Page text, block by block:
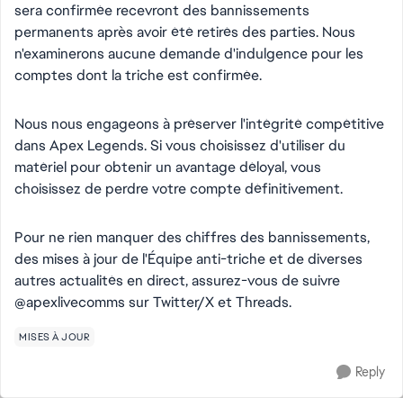
sera confirmée recevront des bannissements
permanents après avoir été retirés des parties. Nous
n'examinerons aucune demande d'indulgence pour les
comptes dont la triche est confirmée.
Nous nous engageons à préserver l'intégrité compétitive
dans Apex Legends. Si vous choisissez d'utiliser du
matériel pour obtenir un avantage déloyal, vous
choisissez de perdre votre compte définitivement.
Pour ne rien manquer des chiffres des bannissements,
des mises à jour de l'Équipe anti-triche et de diverses
autres actualités en direct, assurez-vous de suivre
@apexlivecomms sur Twitter/X et Threads.
MISES À JOUR
Reply